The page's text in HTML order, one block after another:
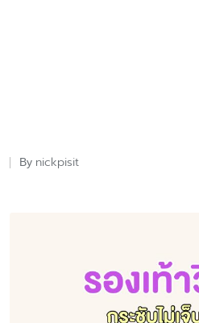
Posted
By nickpisit